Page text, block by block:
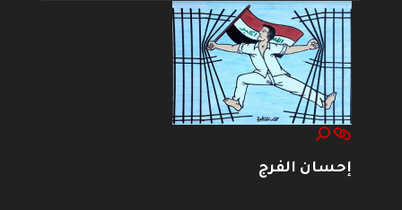
إحسان الفرج